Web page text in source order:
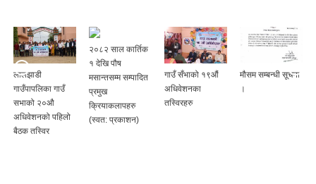
लालझाडी
गाउँपापलिका गाउँ
सभाको २०औ
अधिवेशनको पहिलो
बैठक तस्विर
२०८२ साल कार्तिक
१ देखि पौष
मसान्तसम्म सम्पादित
प्रमुख
क्रियाकलापहरु
(स्वत: प्रकाशन)
गाउँ सँभाको १९औं
अधिवेशनका
तस्विरहरु
मौसम सम्बन्धी सूचना
।